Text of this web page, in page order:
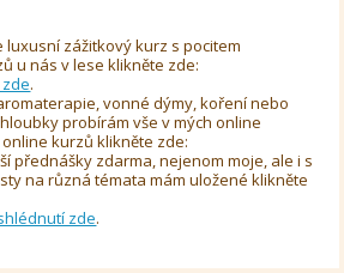
luxusní zážitkový kurz s pocitem
u nás v lese klikněte zde:
.
vonné dýmy, koření nebo
probírám vše v mých online
kurzů klikněte zde:
přednášky zdarma, nejenom moje, ale i s
na různá témata mám uložené klikněte
zde.